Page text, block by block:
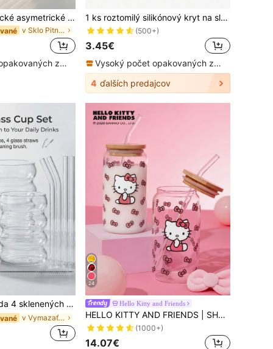
1 ks 550ml estetické asymetrické sklenené poháre (bez slamky), kreatívny vlnitý hrnček na kávu, roztomilý čajový hrnček na ľadovú kávu, džús, pivo, moderný hrnček na kávu, opakovane použiteľný riad, sada pohárov na letné cestovanie
v Sklo Pitné poháre
Vysoký počet opakovaných zákazníkov
1 ks roztomilý silikónový kryt na slamku s mašľou 10 mm/0,4 palca pre 30 oz a 40 oz termosky – opakovane použiteľný prachový kryt na slamku, doplnok na pohár, dekorácia s mašľou, darček na sviatočnú párty, narodeniny, späť do školy
(500+)
3.45€
Vysoký počet opakovaných zákazníkov
4 ďalších predajcov
s objemom 16 oz, sklenený pohár, pohár s vlnovým vzorom, sklenený riad na nápoje s vlnovým vzorom, pohár na pivo, pohár na ľadovú kávu, vhodný na džús, kávu, limonádu, čaj, skvelé na narodeniny, Vianoce, darčeky na Valentína
v Vymazať Poháre
24
Hello Kitty and Friends
HELLO KITTY AND FRIENDS | SHEIN Veľkokapacitný sklenený pohár s roztomilou mašličkou a vzorom mačky, vhodný na horúce a studené nápoje, ako je káva, mlieko, džús
(1000+)
14.07€